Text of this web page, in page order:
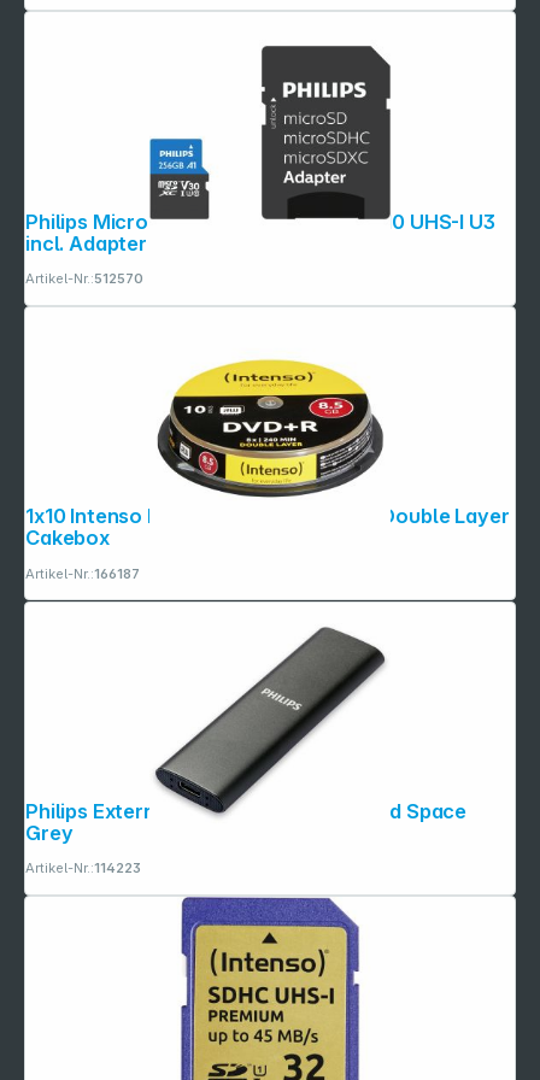
Philips MicroSDXC Card 256GB Class 10 UHS-I U3
incl. Adapter
Artikel-Nr.:512570
1x10 Intenso DVD+R 8,5GB 8x Speed, Double Layer
Cakebox
Artikel-Nr.:166187
Philips Externe SSD 500GB Ultra Speed Space
Grey
Artikel-Nr.:114223
Folgen Sie uns auf